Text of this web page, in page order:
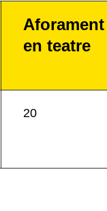
Aforament
en teatre
20